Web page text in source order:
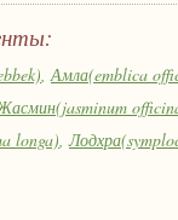
,Амла(emblica
longa),
Мадука